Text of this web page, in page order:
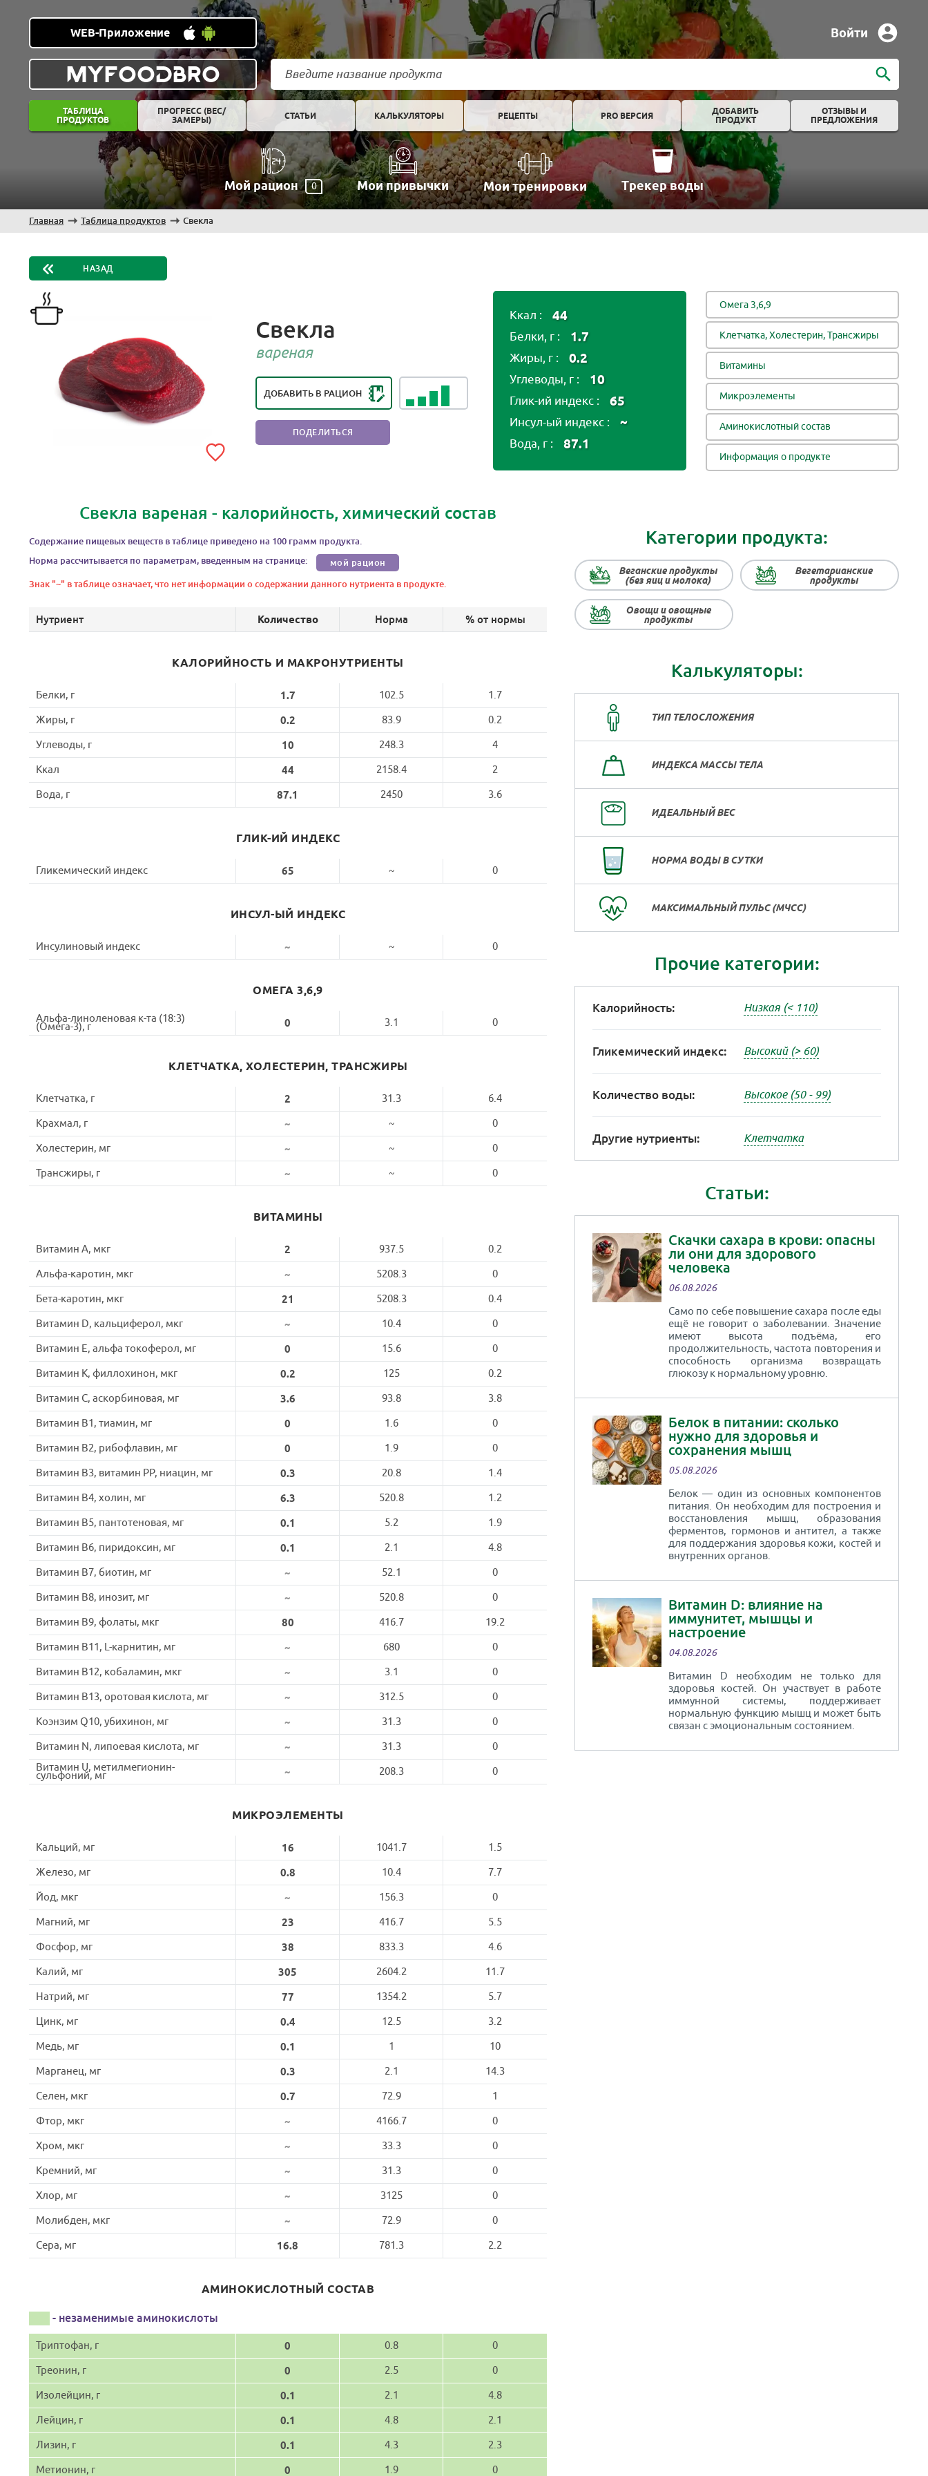
WEB-Приложение Войти
MYFOODBRO
ТАБЛИЦА
ПРОДУКТОВ
ПРОГРЕСС (ВЕС/
ЗАМЕРЫ)
СТАТЬИ КАЛЬКУЛЯТОРЫ РЕЦЕПТЫ PRO ВЕРСИЯ
ДОБАВИТЬ
ПРОДУКТ
ОТЗЫВЫ И
ПРЕДЛОЖЕНИЯ
Мой рацион 0 Мои привычки Мои тренировки Трекер воды
Главная Таблица продуктов Свекла
НАЗАД
Свекла
вареная
ДОБАВИТЬ В РАЦИОН
РЕЙТИНГ ПОЛЕЗНОСТИ ПРОДУКТА:
ПОЛЕЗНЫЙ ПРОДУКТ
ПОДЕЛИТЬСЯ
Ккал : 44
Белки, г : 1.7
Жиры, г : 0.2
Углеводы, г : 10
Глик-ий индекс : 65
Инсул-ый индекс : ~
Вода, г : 87.1
Омега 3,6,9
Клетчатка, Холестерин, Трансжиры
Витамины
Микроэлементы
Аминокислотный состав
Информация о продукте
Свекла вареная - калорийность, химический состав
Содержание пищевых веществ в таблице приведено на 100 грамм продукта.
Норма рассчитывается по параметрам, введенным на странице:
мой рацион
Знак "~" в таблице означает, что нет информации о содержании данного нутриента в продукте.
Нутриент Количество Норма % от нормы
КАЛОРИЙНОСТЬ И МАКРОНУТРИЕНТЫ
Белки, г 1.7 102.5
1.7
Жиры, г
0.2 83.9
0.2
Углеводы, г
10 248.3
4
Ккал
44 2158.4
2
Вода, г
87.1 2450 3.6
ГЛИК-ИЙ ИНДЕКС
Гликемический индекс 65 ~ 0
ИНСУЛ-ЫЙ ИНДЕКС
Инсулиновый индекс ~ ~ 0
ОМЕГА 3,6,9
Альфа-линоленовая к-та (18:3)
(Омега-3), г 0 3.1 0
КЛЕТЧАТКА, ХОЛЕСТЕРИН, ТРАНСЖИРЫ
Клетчатка, г 2 31.3
6.4
Крахмал, г
~ ~
0
Холестерин, мг
~ ~
0
Трансжиры, г
~ ~ 0
ВИТАМИНЫ
Витамин A, мкг 2 937.5
0.2
Альфа-каротин, мкг
~ 5208.3
0
Бета-каротин, мкг
21 5208.3
0.4
Витамин D, кальциферол, мкг
~ 10.4
0
Витамин E, альфа токоферол, мг
0 15.6
0
Витамин K, филлохинон, мкг
0.2 125
0.2
Витамин C, аскорбиновая, мг
3.6 93.8
3.8
Витамин B1, тиамин, мг
0 1.6
0
Витамин B2, рибофлавин, мг
0 1.9
0
Витамин B3, витамин PP, ниацин, мг
0.3 20.8
1.4
Витамин B4, холин, мг
6.3 520.8
1.2
Витамин B5, пантотеновая, мг
0.1 5.2
1.9
Витамин B6, пиридоксин, мг
0.1 2.1
4.8
Витамин B7, биотин, мг
~ 52.1
0
Витамин B8, инозит, мг
~ 520.8
0
Витамин B9, фолаты, мкг
80 416.7
19.2
Витамин B11, L-карнитин, мг
~ 680
0
Витамин B12, кобаламин, мкг
~ 3.1
0
Витамин B13, оротовая кислота, мг
~ 312.5
0
Коэнзим Q10, убихинон, мг
~ 31.3
0
Витамин N, липоевая кислота, мг
~ 31.3
0
Витамин U, метилмегионин-
сульфоний, мг ~ 208.3 0
МИКРОЭЛЕМЕНТЫ
Кальций, мг 16 1041.7
1.5
Железо, мг
0.8 10.4
7.7
Йод, мкг
~ 156.3
0
Магний, мг
23 416.7
5.5
Фосфор, мг
38 833.3
4.6
Калий, мг
305 2604.2
11.7
Натрий, мг
77 1354.2
5.7
Цинк, мг
0.4 12.5
3.2
Медь, мг
0.1 1
10
Марганец, мг
0.3 2.1
14.3
Селен, мкг
0.7 72.9
1
Фтор, мкг
~ 4166.7
0
Хром, мкг
~ 33.3
0
Кремний, мг
~ 31.3
0
Хлор, мг
~ 3125
0
Молибден, мкг
~ 72.9
0
Сера, мг
16.8 781.3 2.2
АМИНОКИСЛОТНЫЙ СОСТАВ
- незаменимые аминокислоты
Триптофан, г 0 0.8
0
Треонин, г
0 2.5
0
Изолейцин, г
0.1 2.1
4.8
Лейцин, г
0.1 4.8
2.1
Лизин, г
0.1 4.3
2.3
Метионин, г
0 1.9 0
Категории продукта:
Веганские продукты
(без яиц и молока)
Вегетарианские
продукты
Овощи и овощные
продукты
Калькуляторы:
ТИП ТЕЛОСЛОЖЕНИЯ
ИНДЕКСА МАССЫ ТЕЛА
ИДЕАЛЬНЫЙ ВЕС
НОРМА ВОДЫ В СУТКИ
МАКСИМАЛЬНЫЙ ПУЛЬС (МЧСС)
Прочие категории:
Калорийность: Низкая (< 110)
Гликемический индекс: Высокий (> 60)
Количество воды: Высокое (50 - 99)
Другие нутриенты: Клетчатка
Статьи:
Скачки сахара в крови: опасны
ли они для здорового
человека
06.08.2026
Само по себе повышение сахара после еды
ещё не говорит о заболевании. Значение
имеют высота подъёма, его
продолжительность, частота повторения и
способность организма возвращать
глюкозу к нормальному уровню.
Белок в питании: сколько
нужно для здоровья и
сохранения мышц
05.08.2026
Белок — один из основных компонентов
питания. Он необходим для построения и
восстановления мышц, образования
ферментов, гормонов и антител, а также
для поддержания здоровья кожи, костей и
внутренних органов.
Витамин D: влияние на
иммунитет, мышцы и
настроение
04.08.2026
Витамин D необходим не только для
здоровья костей. Он участвует в работе
иммунной системы, поддерживает
нормальную функцию мышц и может быть
связан с эмоциональным состоянием.